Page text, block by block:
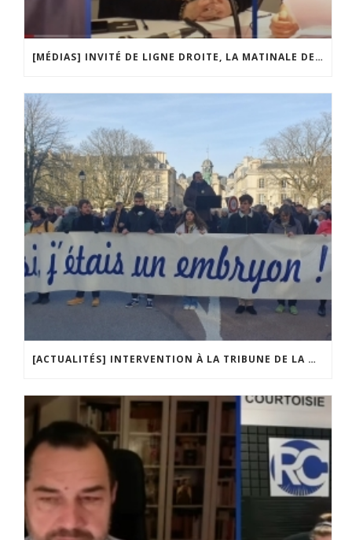
[MÉDIAS] INVITÉ DE LIGNE DROITE, LA MATINALE DE RADIO COURTOISIE
[ACTUALITÉS] INTERVENTION À LA TRIBUNE DE LA MOBILISATION CONTRE LA CONSTITUTIONNALISATION DE L’IVG